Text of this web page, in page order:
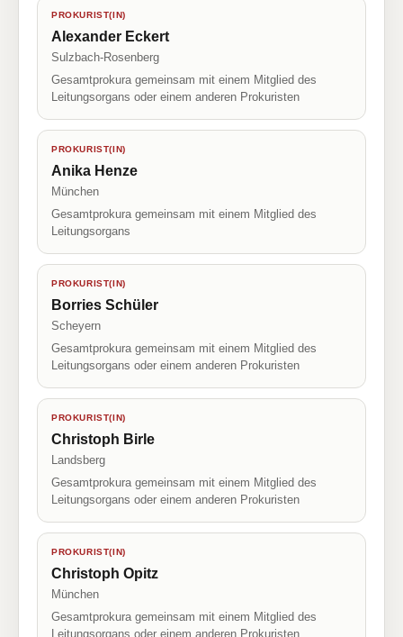
PROKURIST(IN)
Alexander Eckert
Sulzbach-Rosenberg
Gesamtprokura gemeinsam mit einem Mitglied des
Leitungsorgans oder einem anderen Prokuristen
PROKURIST(IN)
Anika Henze
München
Gesamtprokura gemeinsam mit einem Mitglied des
Leitungsorgans
PROKURIST(IN)
Borries Schüler
Scheyern
Gesamtprokura gemeinsam mit einem Mitglied des
Leitungsorgans oder einem anderen Prokuristen
PROKURIST(IN)
Christoph Birle
Landsberg
Gesamtprokura gemeinsam mit einem Mitglied des
Leitungsorgans oder einem anderen Prokuristen
PROKURIST(IN)
Christoph Opitz
München
Gesamtprokura gemeinsam mit einem Mitglied des
Leitungsorgans oder einem anderen Prokuristen